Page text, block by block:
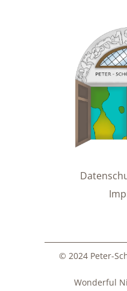
© 2024 Peter-
Wonderful